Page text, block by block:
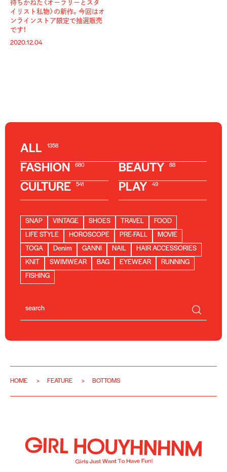
待ちかねた〈オーラリーとスタ
イリスト私物〉の新作。今回はオ
ンラインストア限定で抽選販売
です！
2020.12.04
ALL 1358
FASHION 680 BEAUTY 88
CULTURE 541 PLAY 49
SNAP VINTAGE SHOES TRAVEL
FOOD
LIFE STYLE
HOROSCOPE PRE-FALL
MOVIE
TOGA
Denim GANNI NAIL
HAIR ACCESSORIES
KNIT
SWIMWEAR BAG EYEWEAR
RUNNING
FISHING
HOME FEATURE BOTTOMS